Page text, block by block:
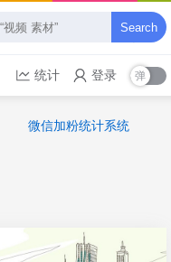
Search
统计 登录
微信加粉统计系统